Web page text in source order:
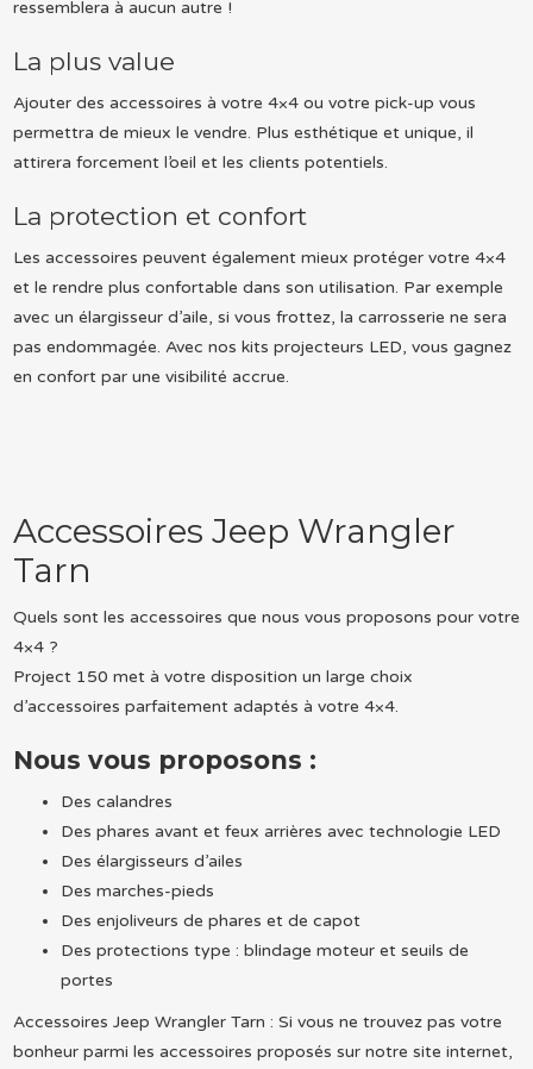
ressemblera à aucun autre !
La plus value
Ajouter des accessoires à votre 4×4 ou votre pick-up vous
permettra de mieux le vendre. Plus esthétique et unique, il
attirera forcement l’oeil et les clients potentiels.
La protection et confort
Les accessoires peuvent également mieux protéger votre 4×4
et le rendre plus confortable dans son utilisation. Par exemple
avec un élargisseur d’aile, si vous frottez, la carrosserie ne sera
pas endommagée. Avec nos kits projecteurs LED, vous gagnez
en confort par une visibilité accrue.
Accessoires Jeep Wrangler
Tarn
Quels sont les accessoires que nous vous proposons pour votre
4×4 ?
Project 150 met à votre disposition un large choix
d’accessoires parfaitement adaptés à votre 4×4.
Nous vous proposons :
Des calandres
Des phares avant et feux arrières avec technologie LED
Des élargisseurs d’ailes
Des marches-pieds
Des enjoliveurs de phares et de capot
Des protections type : blindage moteur et seuils de
portes
Accessoires Jeep Wrangler Tarn : Si vous ne trouvez pas votre
bonheur parmi les accessoires proposés sur notre site internet,